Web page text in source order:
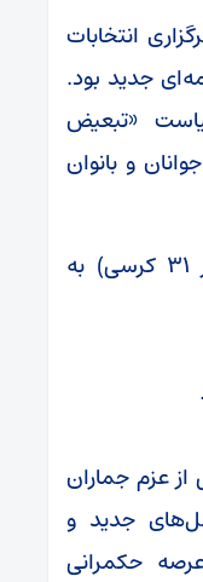
انتخابات
جدید بود.
«تبعیض
و بانوان
اختصاص حداقل ۱۰ کرسی (از ۳۱ کرسی) به
از عزم جماران
جدید و
حکمرانی